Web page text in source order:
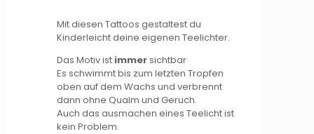
Mit diesen Tattoos gestaltest du
Kinderleicht deine eigenen Teelichter.
Das Motiv ist immersichtbar
Es schwimmt bis zum letzten Tropfen
oben auf dem Wachs und verbrennt
dann ohne Qualm und Geruch.
Auch das ausmachen eines Teelicht ist
kein Problem.